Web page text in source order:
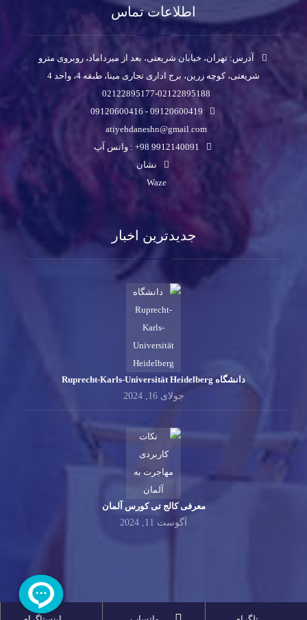
اطلاعات تماس
آدرس: تهران، خیابان شریعتی، بعد از میرداماد، روبروی مترو
شریعتی، کوچه زرین، برج اداری تجاری مینا، طبقه 4، واحد 4
02122895177-02122895188
09120600419 - 09120600416
atiyehdaneshn@gmail.com
9912140091 98+ : واتس آپ
نشان
Waze
جدیدترین اخبار
دانشگاه Ruprecht-Karls-Universität Heidelberg
جولای 16, 2024
معرفی کالج تی کورس آلمان
آگوست 11, 2024